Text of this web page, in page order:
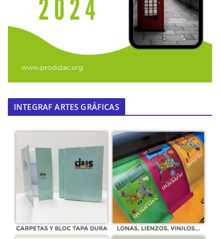
INTEGRAF ARTES GRÁFICAS